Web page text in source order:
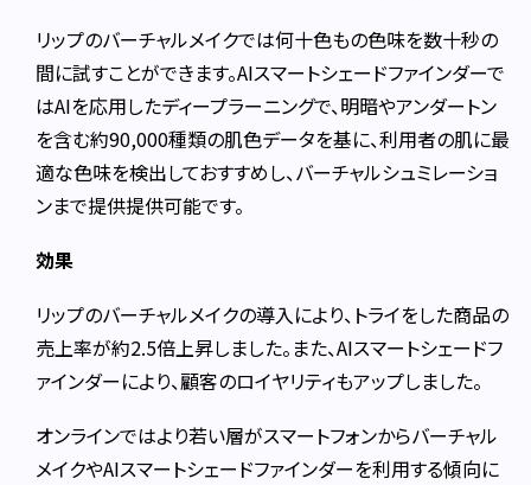
リップのバーチャルメイクでは何十色もの色味を数十秒の
間に試すことができます。AIスマートシェードファインダーで
はAIを応用したディープラーニングで、明暗やアンダートン
を含む約90,000種類の肌色データを基に、利用者の肌に最
適な色味を検出しておすすめし、バーチャルシュミレーショ
ンまで提供提供可能です。
効果
リップのバーチャルメイクの導入により、トライをした商品の
売上率が約2.5倍上昇しました。また、AIスマートシェードフ
ァインダーにより、顧客のロイヤリティもアップしました。
オンラインではより若い層がスマートフォンからバーチャル
メイクやAIスマートシェードファインダーを利用する傾向に